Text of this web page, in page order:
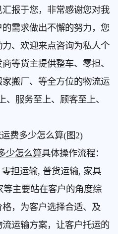
报于您，非常感谢您对我
需求做出不懈的努力，您
、欢迎来点咨询为私人个
等货主提供整车、零担、
搬厂、等全方位的物流运
、服务至上、顾客至上、
少怎么算具体操作流程：
担运输, 普货运输, 家具
主要站在客户的角度综
，为客户选择合适、及
运输方案，让客户托运的